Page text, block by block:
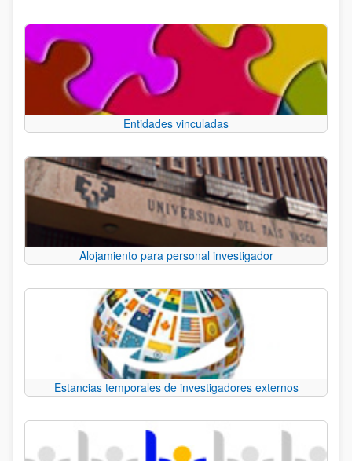
Entidades vinculadas
Alojamiento para personal investigador
Estancias temporales de investigadores externos